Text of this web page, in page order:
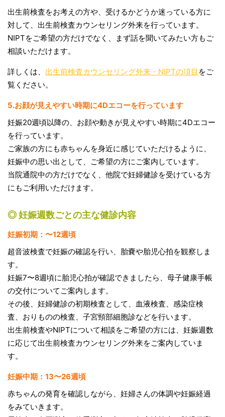
出生前検査をお考えの方や、受けるかどうか迷っている方に
対して、出生前検査カウンセリング外来を行っています。
NIPTをご希望の方だけでなく、まず話を聞いてみたい方もご
相談いただけます。
詳しくは、 出生前検査カウンセリング外来・NIPTの項目 をご
覧ください。
5.お顔が見えやすい時期に4Dエコーを行っています
妊娠20週頃以降の、お顔や動きが見えやすい時期に4Dエコー
を行っています。
ご家族の方にも赤ちゃんを身近に感じていただけるように、
妊娠中の思い出として、ご希望の方にご案内しています。
当院通院中の方だけでなく、他院で妊婦健診を受けている方
にもご利用いただけます。
◎ 妊娠週数ごとの主な健診内容
妊娠初期：〜12週頃
超音波検査で妊娠の確認を行い、胎嚢や胎児心拍を観察しま
す。
妊娠7〜8週頃に胎児心拍が確認できましたら、母子健康手帳
の交付についてご案内します。
その後、妊婦健診の初期検査として、血液検査、感染症検
査、おりものの検査、子宮頸部細胞診などを行います。
出生前検査やNIPTについて相談をご希望の方には、妊娠週数
に応じて出生前検査カウンセリング外来をご案内していま
す。
妊娠中期：13〜26週頃
赤ちゃんの発育を確認しながら、妊婦さんの体調や妊娠経過
をみていきます。